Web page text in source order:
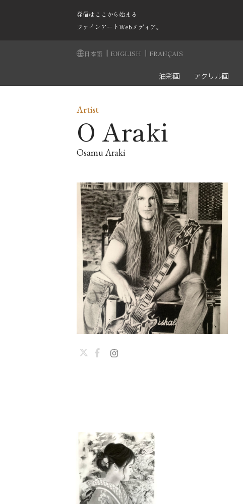
発信はここから始まる
ファインアートWebメディア。
日本語 | ENGLISH | FRANÇAIS
油彩画 アクリル画
Artist
O Araki
Osamu Araki